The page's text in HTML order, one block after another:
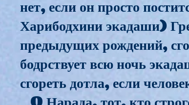
нет, если он просто
Харибодхини экадаши)
предыдущих рождений,
бодрствует всю ночь
сгореть дотла, если